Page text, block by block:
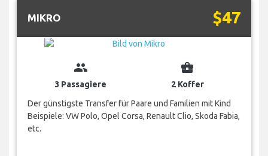
MIKRO $47
group
3 Passagiere
business_center
2 Koffer
Der günstigste Transfer für Paare und Familien mit Kind
Beispiele: VW Polo, Opel Corsa, Renault Clio, Skoda Fabia,
etc.